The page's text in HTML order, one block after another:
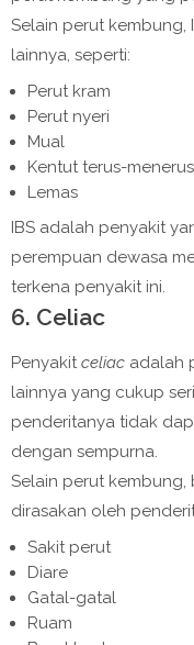
Selain perut
lainnya, seperti:
Perut kram
Perut nyeri
Mual
Kentut terus-menerus
Lemas
IBS adalah penyakit
perempuan dewasa
terkena penyakit ini.
6. Celiac
Penyakitceliac adalah
lainnya yang cukup
penderitanya tidak
dengan sempurna.
Selain perut
dirasakan oleh
Sakit perut
Diare
Gatal-gatal
Ruam